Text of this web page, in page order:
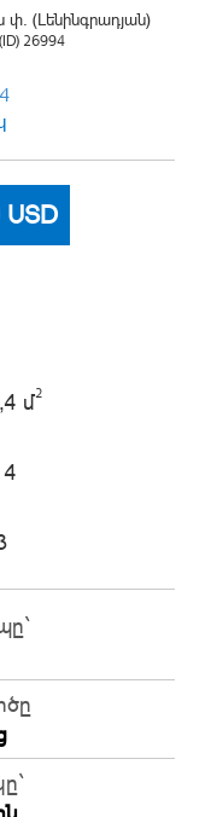
փ. (Լենինգրադյան)
26994
USD
մ2